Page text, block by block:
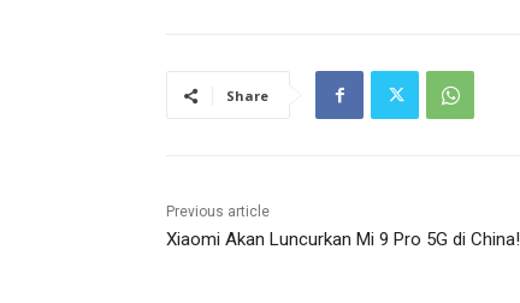
Share
Previous article
Xiaomi Akan Luncurkan Mi 9 Pro 5G di China!